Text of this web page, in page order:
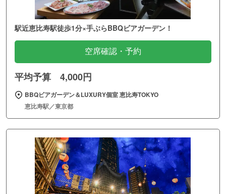
駅近恵比寿駅徒歩1分×手ぶらBBQビアガーデン！
空席確認・予約
平均予算 4,000円
BBQビアガーデン＆LUXURY個室 恵比寿TOKYO
恵比寿駅／東京都